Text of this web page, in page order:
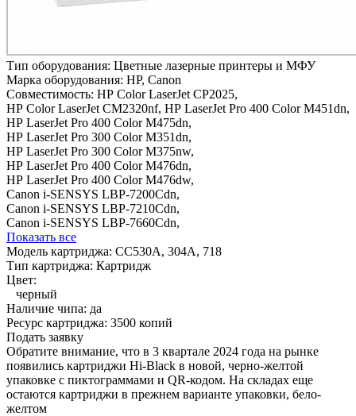
Тип оборудования: Цветные лазерные принтеры и МФУ
Марка оборудования: HP, Canon
Совместимость: HP Color LaserJet CP2025,
HP Color LaserJet CM2320nf, HP LaserJet Pro 400 Color M451dn,
HP LaserJet Pro 400 Color M475dn,
HP LaserJet Pro 300 Color M351dn,
HP LaserJet Pro 300 Color M375nw,
HP LaserJet Pro 400 Color M476dn,
HP LaserJet Pro 400 Color M476dw,
Canon i-SENSYS LBP-7200Cdn,
Canon i-SENSYS LBP-7210Cdn,
Canon i-SENSYS LBP-7660Cdn,
Показать все
Модель картриджа: CC530A, 304A, 718
Тип картриджа: Картридж
Цвет:
черный
Наличие чипа: да
Ресурс картриджа: 3500 копий
Подать заявку
Обратите внимание, что в 3 квартале 2024 года на рынке
появились картриджи Hi-Black в новой, черно-желтой
упаковке с пиктограммами и QR-кодом. На складах еще
остаются картриджи в прежнем варианте упаковки, бело-
желтом